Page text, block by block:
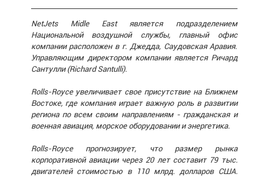
NetJets Midle East является подразделением
Национальной воздушной службы, главный офис
компании расположен в г. Джедда, Саудовская Аравия.
Управляющим директором компании является Ричард
Сантулли (Richard Santulli).
Rolls-Royce увеличивает свое присутствие на Ближнем
Востоке, где компания играет важную роль в развитии
региона по всем своим направлениям - гражданская и
военная авиация, морское оборудовании и энергетика.
Rolls-Royce прогнозирует, что размер рынка
корпоративной авиации через 20 лет составит 79 тыс.
двигателей стоимостью в 110 млрд. долларов США.